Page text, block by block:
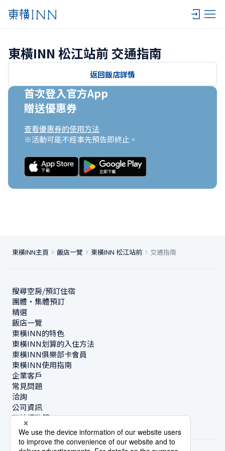
東橫INN 松江站前 交通指南
返回飯店詳情
首次登入官方App
贈送優惠券
查看優惠券的使用方法
※活動可能不經事先預告即終止。
東橫INN主頁 飯店一覽 東橫INN 松江站前 交通指南
搜尋空房/預訂住宿
團體・集體預訂
精選
飯店一覽
東橫INN的特色
東橫INN划算的入住方法
東橫INN俱樂部卡會員
東橫INN使用指南
企業客戶
常見問題
洽詢
公司資訊
可持續政策